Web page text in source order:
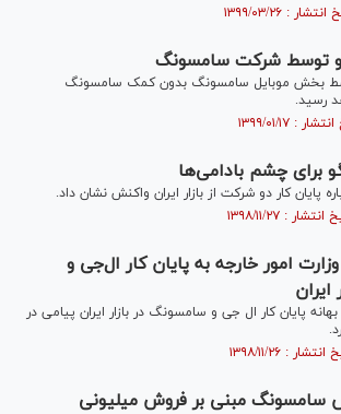
توسط شرکت سامسونگ
بخش موبایل سامسونگ بدون کمک سامسونگ
رسید.
برای چشم بادامی‌ها
پایان کار دو شرکت از بازار ایران واکنش نشان داد.
امور خارجه به پایان کار ال‌جی و
پایان کار ال جی و سامسونگ در بازار ایران پیامی در
سامسونگ مبنی بر فروش میلیونی